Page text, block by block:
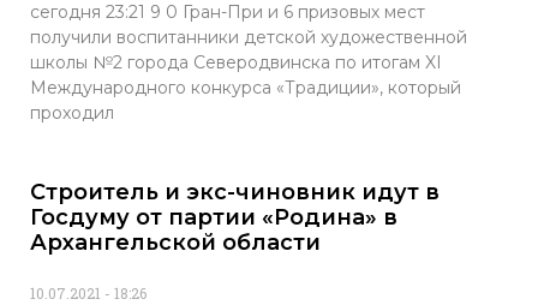
сегодня 23:21 9 0 Гран-При и 6 призовых мест
получили воспитанники детской художественной
школы №2 города Северодвинска по итогам XI
Международного конкурса «Традиции», который
проходил
Строитель и экс-чиновник идут в
Госдуму от партии «Родина» в
Архангельской области
10.07.2021 18:26